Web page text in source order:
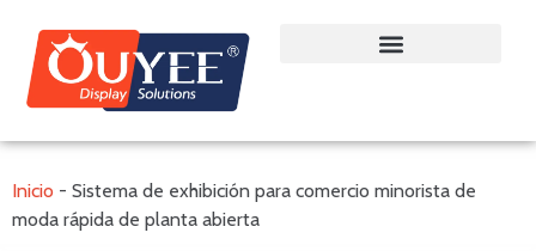
Inicio - Sistema de exhibición para comercio minorista de
moda rápida de planta abierta